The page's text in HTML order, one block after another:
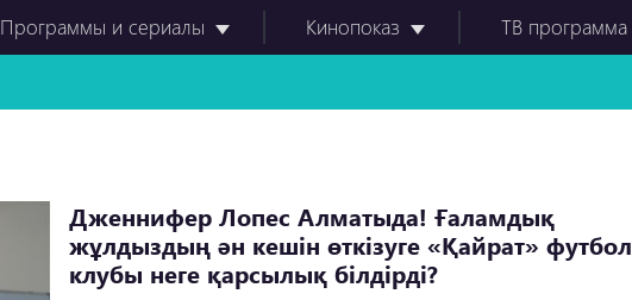
Программы и сериалы Кинопоказ ТВ программа
Дженнифер Лопес Алматыда! Ғаламдық
жұлдыздың ән кешін өткізуге «Қайрат» футбол
клубы неге қарсылық білдірді?